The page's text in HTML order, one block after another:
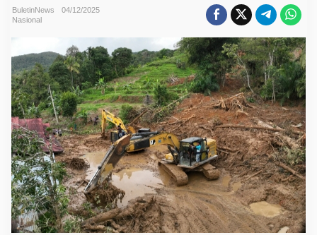
s
a
l
k
a
n
P
e
r
b
a
i
k
a
n
J
a
l
a
n
BuletinNews
04/12/2025
Nasional